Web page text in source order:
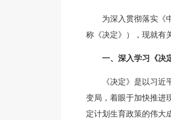
为深入贯彻落实《
称《决定》），现就有
一、深入学习《决
《决定》是以习
变局，着眼于加快推进
定计划生育政策的伟大